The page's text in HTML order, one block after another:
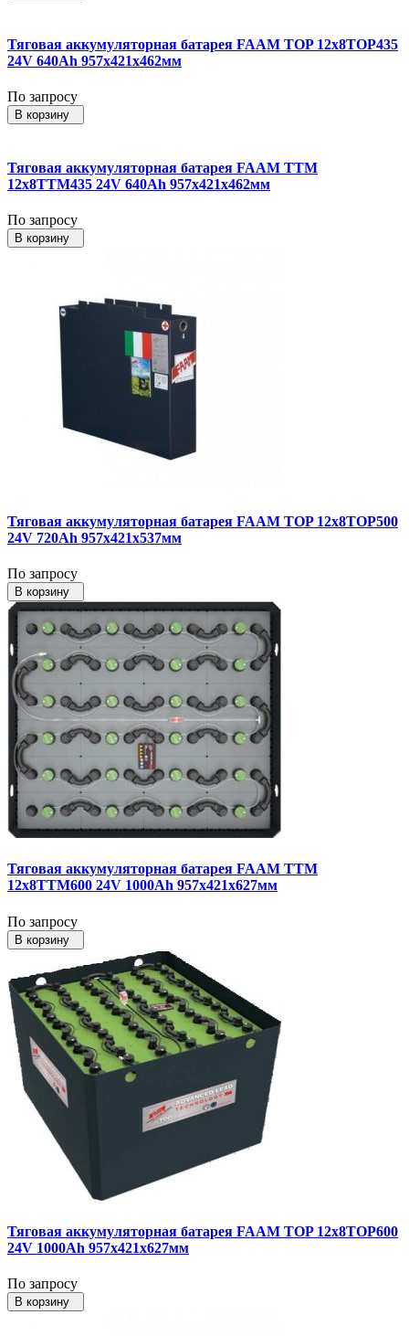
Тяговая аккумуляторная батарея FAAM TOP 12x8TOP435
24V 640Ah 957x421x462мм
По запросу
В корзину
Тяговая аккумуляторная батарея FAAM TTM
12x8TTM435 24V 640Ah 957x421x462мм
По запросу
В корзину
Тяговая аккумуляторная батарея FAAM TOP 12x8TOP500
24V 720Ah 957x421x537мм
По запросу
В корзину
Тяговая аккумуляторная батарея FAAM TTM
12x8TTM600 24V 1000Ah 957x421x627мм
По запросу
В корзину
Тяговая аккумуляторная батарея FAAM TOP 12x8TOP600
24V 1000Ah 957x421x627мм
По запросу
В корзину